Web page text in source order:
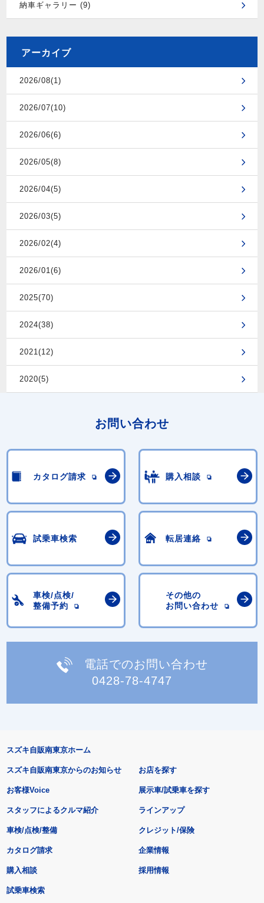
納車ギャラリー (9)
アーカイブ
2026/08(1)
2026/07(10)
2026/06(6)
2026/05(8)
2026/04(5)
2026/03(5)
2026/02(4)
2026/01(6)
2025(70)
2024(38)
2021(12)
2020(5)
お問い合わせ
カタログ請求 購入相談
試乗車検索 転居連絡
車検/点検/
整備予約
その他の
お問い合わせ
電話でのお問い合わせ
0428-78-4747
スズキ自販南東京ホーム
スズキ自販南東京からのお知らせ
お客様Voice
スタッフによるクルマ紹介
お店を探す
展示車/試乗車を探す
ラインアップ
車検/点検/整備 クレジット/保険
カタログ請求
購入相談
試乗車検索
企業情報
採用情報